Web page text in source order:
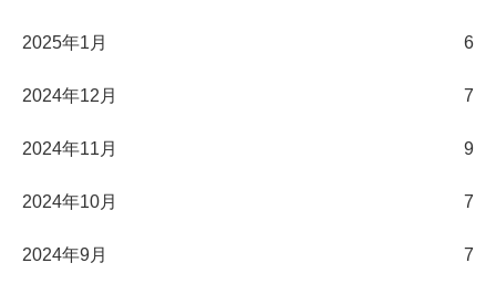
2025年1月 6
2024年12月 7
2024年11月 9
2024年10月 7
2024年9月 7